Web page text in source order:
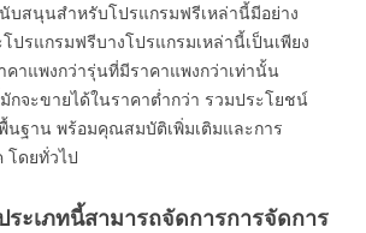
บสนุนสำหรับโปรแกรมฟรีเหล่านี้มีอย่าง
ปรแกรมฟรีบางโปรแกรมเหล่านี้เป็นเพียง
คาแพงกว่ารุ่นที่มีราคาแพงกว่าเท่านั้น
กจะขายได้ในราคาต่ำกว่า รวมประโยชน์
ฐาน พร้อมคุณสมบัติเพิ่มเติมและการ
โดยทั่วไป
ะเภทนี้สามารถจัดการการจัดการ